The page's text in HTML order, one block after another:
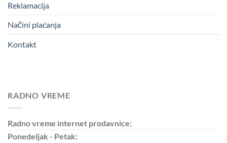
Reklamacija
Načini plaćanja
Kontakt
RADNO VREME
Radno vreme internet prodavnice:
Ponedeljak - Petak: